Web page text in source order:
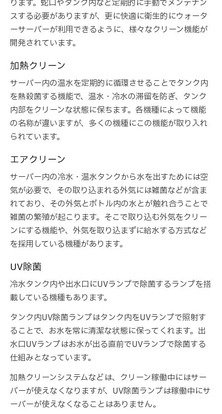
ります。蛇口やタンク内など定期的に手動でメンテナン
スする必要がありますが、更に快適に衛生的にウォータ
ーサーバーが利用できるように、様々なクリーン機能が
開発されています。
加熱クリーン
サーバー内の温水を定期的に循環させることでタンク内
を熱殺菌する機能で、温水・冷水の滞留を防ぎ、タンク
内部をクリーンな状態に保ちます。各機種によって機能
の名称が違いますが、多くの機種にこの機能が取り入れ
られています。
エアクリーン
サーバー内の冷水・温水タンクから水を出すためには空
気が必要で、その取り込まれる外気には雑菌などが含ま
れており、その外気とボトル内の水とが触れ合うことで
雑菌の繁殖が起こります。そこで取り込む外気をクリー
ンにする機能や、外気を取り込まずに給水する方式など
を採用している機種があります。
UV除菌
冷水タンク内や出水口にUVランプで除菌するランプを搭
載している機種もあります。
タンク内UV除菌ランプはタンク内をUVランプで照射す
ることで、お水を常に清潔な状態に保ってくれます。出
水口UVランプはお水が出る直前でUVランプで除菌する
仕組みとなっています。
加熱クリーンシステムなどは、クリーン稼働中にはサー
バーが使えなくなりますが、UV除菌ランプは稼働中にサ
ーバーが使えなくなることはありません。